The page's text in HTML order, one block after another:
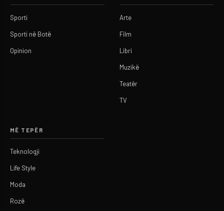
Sporti
Sporti në Botë
Opinion
Arte
Film
Libri
Muzikë
Teatër
TV
MË TEPËR
Teknologji
Life Style
Moda
Rozë